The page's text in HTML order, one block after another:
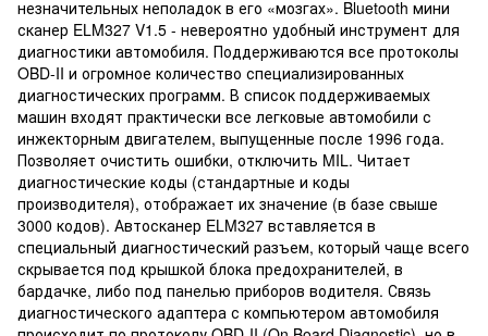
незначительных неполадок в его «мозгах». Bluetooth мини
сканер ELM327 V1.5 - невероятно удобный инструмент для
диагностики автомобиля. Поддерживаются все протоколы
OBD-II и огромное количество специализированных
диагностических программ. В список поддерживаемых
машин входят практически все легковые автомобили с
инжекторным двигателем, выпущенные после 1996 года.
Позволяет очистить ошибки, отключить MIL. Читает
диагностические коды (стандартные и коды
производителя), отображает их значение (в базе свыше
3000 кодов). Автосканер ELM327 вставляется в
специальный диагностический разъем, который чаще всего
скрывается под крышкой блока предохранителей, в
бардачке, либо под панелью приборов водителя. Связь
диагностического адаптера с компьютером автомобиля